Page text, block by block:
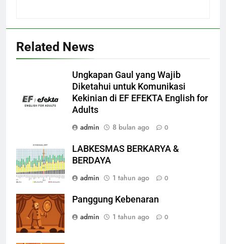
Related News
Ungkapan Gaul yang Wajib
Diketahui untuk Komunikasi
Kekinian di EF EFEKTA English for
Adults
admin
8 bulan ago 0
LABKESMAS BERKARYA &
BERDAYA
admin
1 tahun ago 0
Panggung Kebenaran
admin
1 tahun ago 0